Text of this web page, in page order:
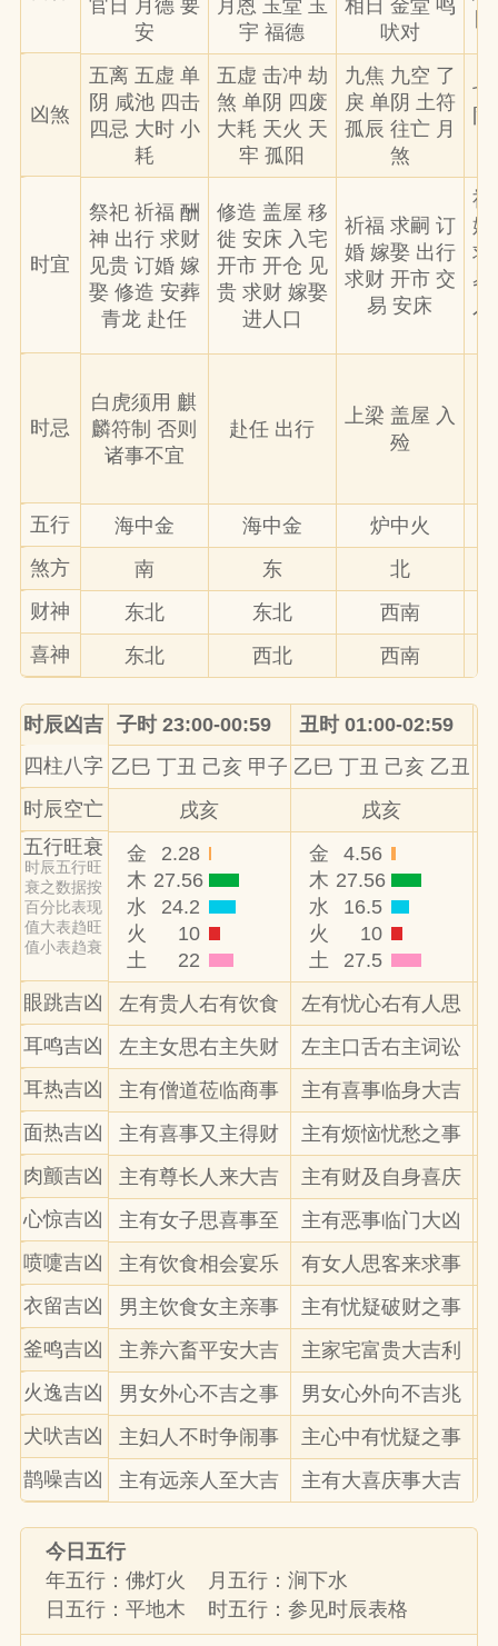
官日 月德 要
安
月恩 玉堂 玉
宇 福德
相日 金堂 鸣
吠对
凶煞
五离 五虚 单
阴 咸池 四击
四忌 大时 小
耗
五虚 击冲 劫
煞 单阴 四废
大耗 天火 天
牢 孤阳
九焦 九空 了
戾 单阴 土符
孤辰 往亡 月
煞
七
时宜
祭祀 祈福 酬
神 出行 求财
见贵 订婚 嫁
娶 修造 安葬
青龙 赴任
修造 盖屋 移
徙 安床 入宅
开市 开仓 见
贵 求财 嫁娶
进人口
祈福 求嗣 订
婚 嫁娶 出行
求财 开市 交
易 安床
祈
婚
求
易
时忌
白虎须用 麒
麟符制 否则
诸事不宜
赴任 出行
上梁 盖屋 入
殓
五行 海中金 海中金 炉中火
煞方
南 东
北
财神
东北 东北
西南
喜神
东北 西北 西南
时辰凶吉 子时 23:00-00:59 丑时 01:00-02:59
四柱八字 乙巳 丁丑 己亥 甲子 乙巳 丁丑 己亥 乙丑
时辰空亡
戌亥
戌亥
五行旺衰
时辰五行旺
衰之数据按
百分比表现
值大表趋旺
值小表趋衰
金
2.28
木 27.56
水
24.2
火
10
土
22
金
4.56
木 27.56
水
16.5
火
10
土
27.5
眼跳吉凶
左有贵人右有饮食 左有忧心右有人思
耳鸣吉凶
左主女思右主失财 左主口舌右主词讼
耳热吉凶
主有僧道莅临商事 主有喜事临身大吉
面热吉凶
主有喜事又主得财 主有烦恼忧愁之事
肉颤吉凶
主有尊长人来大吉 主有财及自身喜庆
心惊吉凶
主有女子思喜事至 主有恶事临门大凶
喷嚏吉凶
主有饮食相会宴乐 有女人思客来求事
衣留吉凶
男主饮食女主亲事 主有忧疑破财之事
釜鸣吉凶
主养六畜平安大吉 主家宅富贵大吉利
火逸吉凶
男女外心不吉之事 男女心外向不吉兆
犬吠吉凶
主妇人不时争闹事 主心中有忧疑之事
鹊噪吉凶
主有远亲人至大吉 主有大喜庆事大吉
今日五行
年五行：佛灯火 月五行：涧下水
日五行：平地木 时五行：参见时辰表格